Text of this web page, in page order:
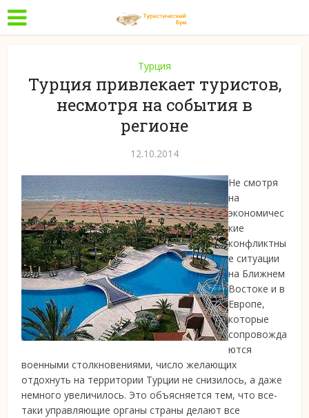
Турция
Турция привлекает туристов,
несмотря на события в
регионе
12.10.2014
Не смотря
на
экономичес
кие
конфликтны
е ситуации
на Ближнем
Востоке и в
Европе,
которые
сопровожда
ются
военными столкновениями, число желающих
отдохнуть на территории Турции не снизилось, а даже
немного увеличилось. Это объясняется тем, что все-
таки управляющие органы страны делают все